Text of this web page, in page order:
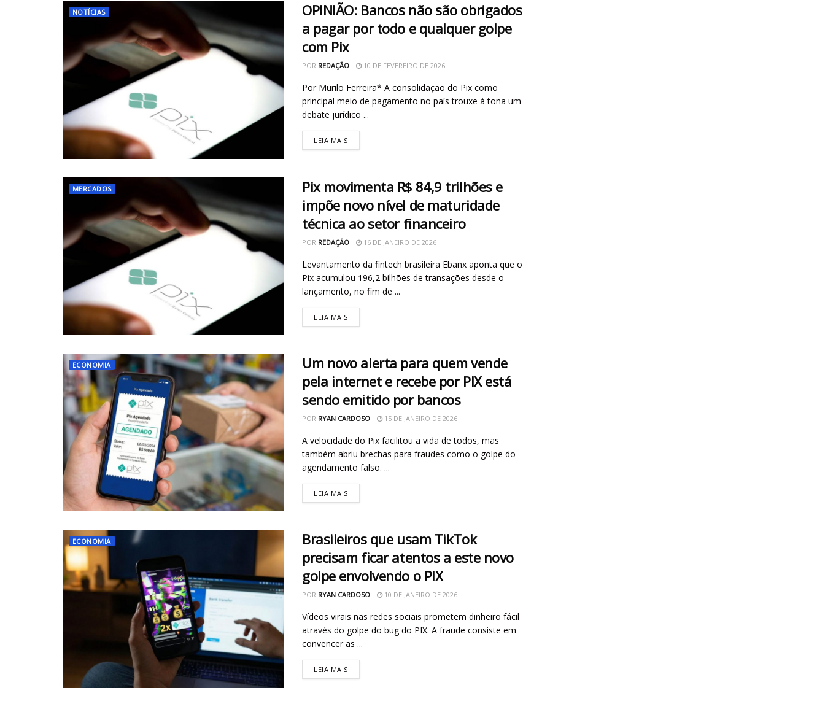
NOTÍCIAS
OPINIÃO: Bancos não são obrigados
a pagar por todo e qualquer golpe
com Pix
POR REDAÇÃO 10 DE FEVEREIRO DE 2026
Por Murilo Ferreira* A consolidação do Pix como
principal meio de pagamento no país trouxe à tona um
debate jurídico ...
LEIA MAIS
MERCADOS
Pix movimenta R$ 84,9 trilhões e
impõe novo nível de maturidade
técnica ao setor financeiro
POR REDAÇÃO 16 DE JANEIRO DE 2026
Levantamento da fintech brasileira Ebanx aponta que o
Pix acumulou 196,2 bilhões de transações desde o
lançamento, no fim de ...
LEIA MAIS
ECONOMIA
Um novo alerta para quem vende
pela internet e recebe por PIX está
sendo emitido por bancos
POR RYAN CARDOSO 15 DE JANEIRO DE 2026
A velocidade do Pix facilitou a vida de todos, mas
também abriu brechas para fraudes como o golpe do
agendamento falso. ...
LEIA MAIS
ECONOMIA
Brasileiros que usam TikTok
precisam ficar atentos a este novo
golpe envolvendo o PIX
POR RYAN CARDOSO 10 DE JANEIRO DE 2026
Vídeos virais nas redes sociais prometem dinheiro fácil
através do golpe do bug do PIX. A fraude consiste em
convencer as ...
LEIA MAIS